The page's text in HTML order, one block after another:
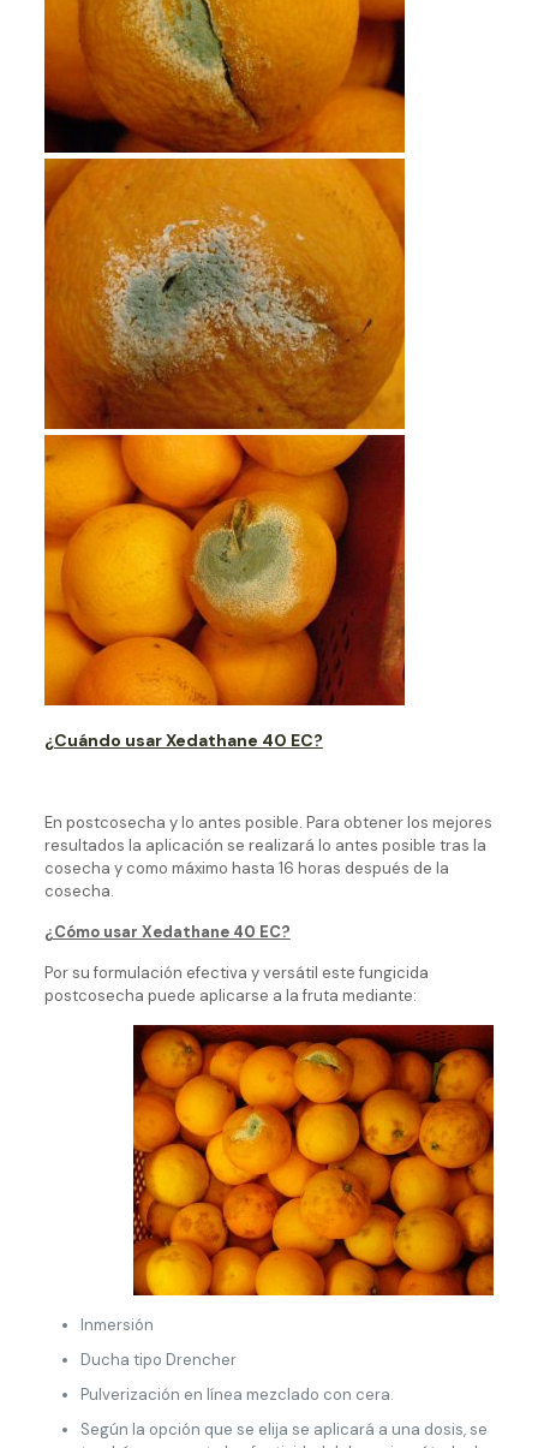
¿Cuándo usar Xedathane 40 EC?
En postcosecha y lo antes posible. Para obtener los mejores
resultados la aplicación se realizará lo antes posible tras la
cosecha y como máximo hasta 16 horas después de la
cosecha.
¿Cómo usar Xedathane 40 EC?
Por su formulación efectiva y versátil este fungicida
postcosecha puede aplicarse a la fruta mediante:
Inmersión
Ducha tipo Drencher
Pulverización en línea mezclado con cera.
Según la opción que se elija se aplicará a una dosis, se